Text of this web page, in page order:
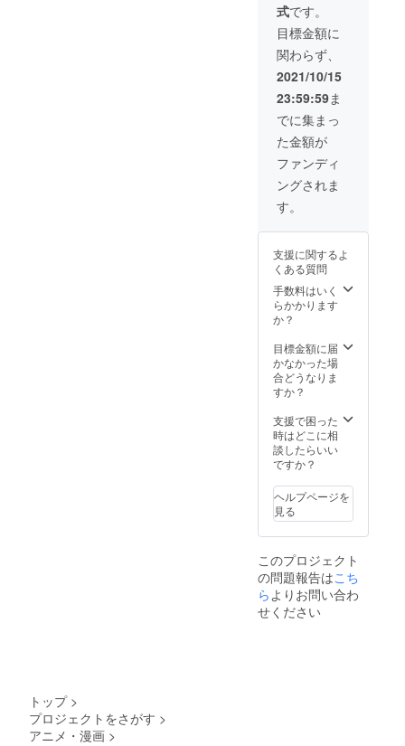
式です。
目標金額に
関わらず、
2021/10/15
23:59:59ま
でに集まっ
た金額が
ファンディ
ングされま
す。
支援に関するよ
くある質問
手数料はいく
らかかります
か？
目標金額に届
かなかった場
合どうなりま
すか？
支援で困った
時はどこに相
談したらいい
ですか？
ヘルプページを
見る
このプロジェクト
の問題報告はこち
らよりお問い合わ
せください
トップ >
プロジェクトをさがす >
アニメ・漫画 >